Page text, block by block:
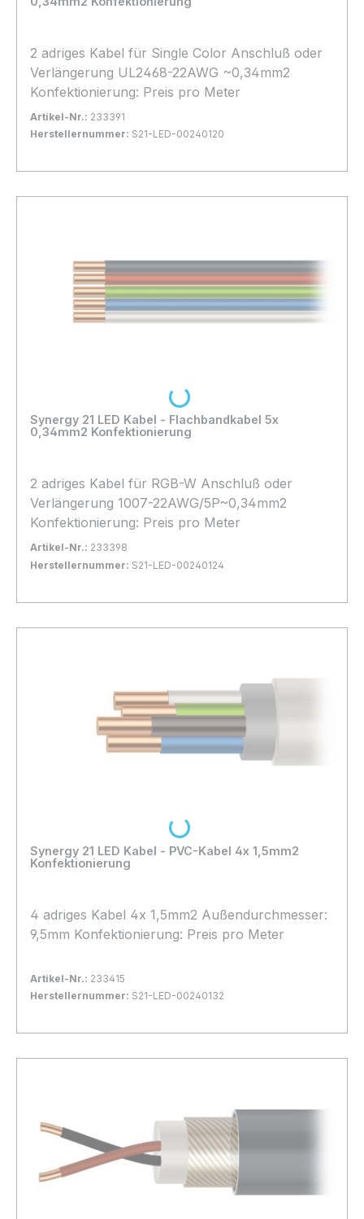
2 adriges Kabel für Single Color Anschluß oder
Verlängerung UL2468-22AWG ~0,34mm2
Konfektionierung: Preis pro Meter
Artikel-Nr.: 233391
Herstellernummer: S21-LED-00240120
In den Warenkorb
Synergy 21 LED Kabel - Flachbandkabel 5x
0,34mm2 Konfektionierung
2 adriges Kabel für RGB-W Anschluß oder
Verlängerung 1007-22AWG/5P~0,34mm2
Konfektionierung: Preis pro Meter
Artikel-Nr.: 233398
Herstellernummer: S21-LED-00240124
In den Warenkorb
Loading...
Synergy 21 LED Kabel - PVC-Kabel 4x 1,5mm2
Konfektionierung
4 adriges Kabel 4x 1,5mm2 Außendurchmesser:
9,5mm Konfektionierung: Preis pro Meter
Artikel-Nr.: 233415
Herstellernummer: S21-LED-00240132
In den Warenkorb
Loading...